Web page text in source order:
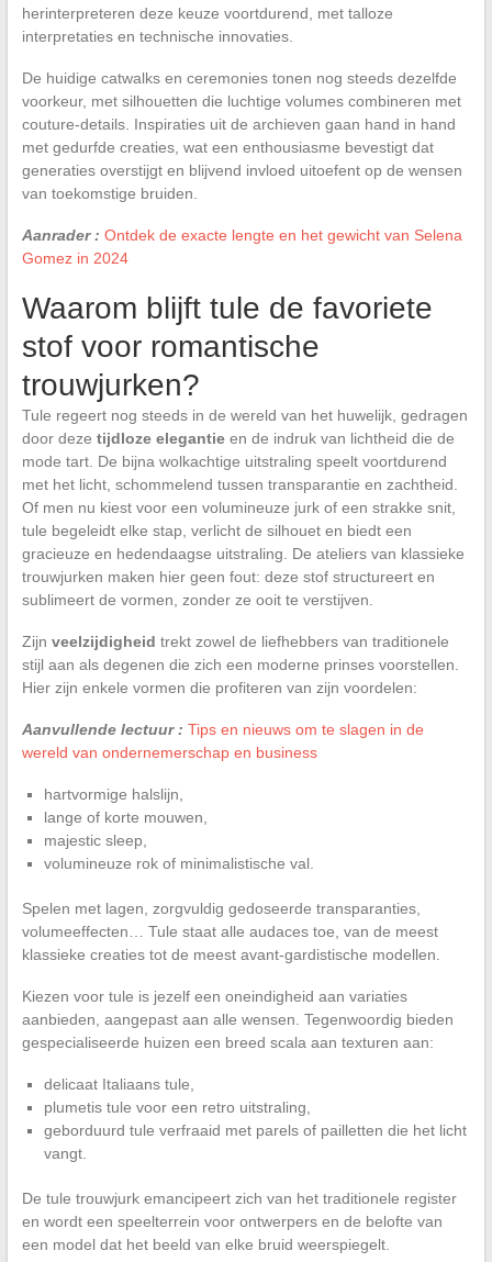
herinterpreteren deze keuze voortdurend, met talloze
interpretaties en technische innovaties.
De huidige catwalks en ceremonies tonen nog steeds dezelfde
voorkeur, met silhouetten die luchtige volumes combineren met
couture-details. Inspiraties uit de archieven gaan hand in hand
met gedurfde creaties, wat een enthousiasme bevestigt dat
generaties overstijgt en blijvend invloed uitoefent op de wensen
van toekomstige bruiden.
Aanrader : Ontdek de exacte lengte en het gewicht van Selena
Gomez in 2024
Waarom blijft tule de favoriete
stof voor romantische
trouwjurken?
Tule regeert nog steeds in de wereld van het huwelijk, gedragen
door deze tijdloze elegantieen de indruk van lichtheid die de
mode tart. De bijna wolkachtige uitstraling speelt voortdurend
met het licht, schommelend tussen transparantie en zachtheid.
Of men nu kiest voor een volumineuze jurk of een strakke snit,
tule begeleidt elke stap, verlicht de silhouet en biedt een
gracieuze en hedendaagse uitstraling. De ateliers van klassieke
trouwjurken maken hier geen fout: deze stof structureert en
sublimeert de vormen, zonder ze ooit te verstijven.
Zijn veelzijdigheid trekt zowel de liefhebbers van traditionele
stijl aan als degenen die zich een moderne prinses voorstellen.
Hier zijn enkele vormen die profiteren van zijn voordelen:
Aanvullende lectuur : Tips en nieuws om te slagen in de
wereld van ondernemerschap en business
hartvormige halslijn,
lange of korte mouwen,
majestic sleep,
volumineuze rok of minimalistische val.
Spelen met lagen, zorgvuldig gedoseerde transparanties,
volumeeffecten… Tule staat alle audaces toe, van de meest
klassieke creaties tot de meest avant-gardistische modellen.
Kiezen voor tule is jezelf een oneindigheid aan variaties
aanbieden, aangepast aan alle wensen. Tegenwoordig bieden
gespecialiseerde huizen een breed scala aan texturen aan:
delicaat Italiaans tule,
plumetis tule voor een retro uitstraling,
geborduurd tule verfraaid met parels of pailletten die het licht
vangt.
De tule trouwjurk emancipeert zich van het traditionele register
en wordt een speelterrein voor ontwerpers en de belofte van
een model dat het beeld van elke bruid weerspiegelt.